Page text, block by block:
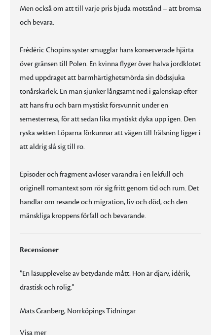
Men också om att till varje pris bjuda motstånd – att bromsa
och bevara.
Frédéric Chopins syster smugglar hans konserverade hjärta
över gränsen till Polen. En kvinna flyger över halva jordklotet
med uppdraget att barmhärtighetsmörda sin dödssjuka
tonårskärlek. En man sjunker långsamt ned i galenskap efter
att hans fru och barn mystiskt försvunnit under en
semesterresa, för att sedan lika mystiskt dyka upp igen. Den
ryska sekten Löparna förkunnar att vägen till frälsning ligger i
att aldrig slå sig till ro.
Episoder och fragment avlöser varandra i en lekfull och
originell romantext som rör sig fritt genom tid och rum. Det
handlar om resande och migration, liv och död, och den
mänskliga kroppens förfall och bevarande.
Recensioner
”En läsupplevelse av betydande mått. Hon är djärv, idérik,
drastisk och rolig.”
Mats Granberg, Norrköpings Tidningar
Visa mer